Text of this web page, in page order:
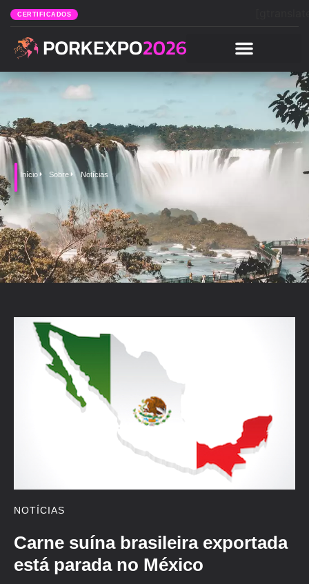
CERTIFICADOS
Início Sobre Notícias
NOTÍCIAS
Carne suína brasileira exportada
está parada no México